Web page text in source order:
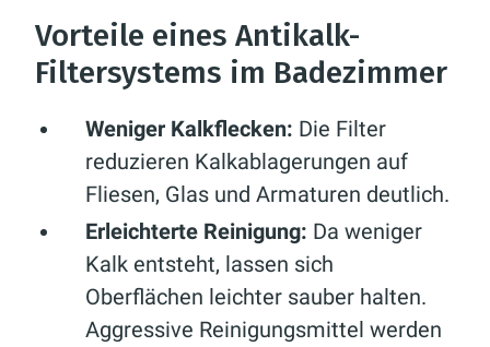
Vorteile eines Antikalk-
Filtersystems im Badezimmer
Weniger Kalkflecken: Die Filter
reduzieren Kalkablagerungen auf
Fliesen, Glas und Armaturen deutlich.
Erleichterte Reinigung: Da weniger
Kalk entsteht, lassen sich
Oberflächen leichter sauber halten.
Aggressive Reinigungsmittel werden